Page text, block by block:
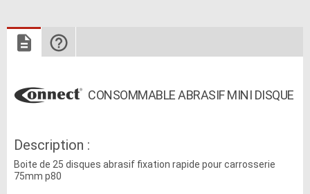
CONSOMMABLE ABRASIF MINI DISQUE
Description :
Boite de 25 disques abrasif fixation rapide pour carrosserie
75mm p80